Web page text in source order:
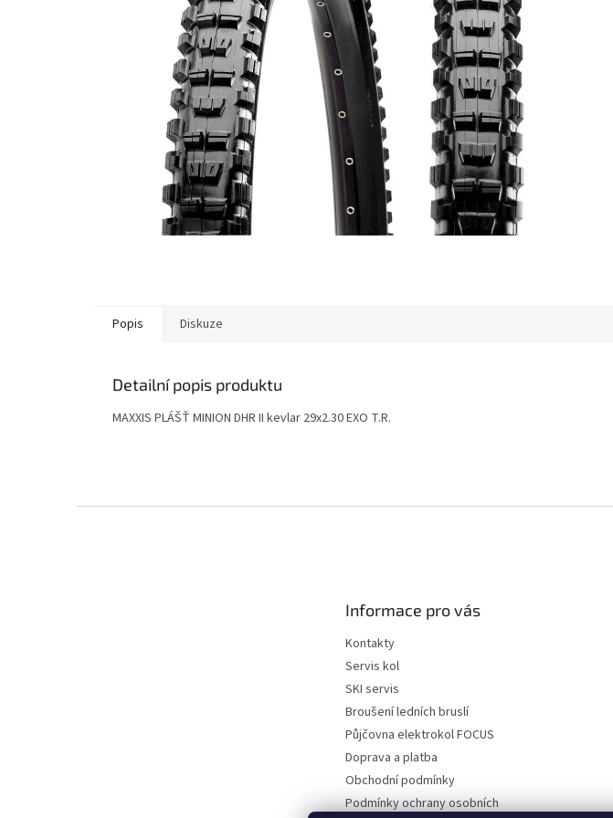
Popis Diskuze
Detailní popis produktu
MAXXIS PLÁŠŤ MINION DHR II kevlar 29x2.30 EXO T.R.
Informace pro vás
Kontakty
Servis kol
SKI servis
Broušení ledních bruslí
Půjčovna elektrokol FOCUS
Doprava a platba
Obchodní podmínky
Podmínky ochrany osobních